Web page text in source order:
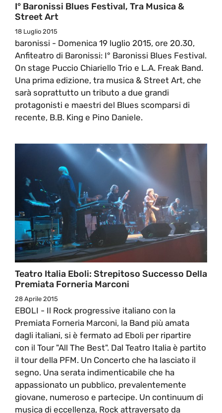
I° Baronissi Blues Festival, Tra Musica &
Street Art
18 Luglio 2015
baronissi - Domenica 19 luglio 2015, ore 20.30,
Anfiteatro di Baronissi: I° Baronissi Blues Festival.
On stage Puccio Chiariello Trio e L.A. Freak Band.
Una prima edizione, tra musica & Street Art, che
sarà soprattutto un tributo a due grandi
protagonisti e maestri del Blues scomparsi di
recente, B.B. King e Pino Daniele.
Teatro Italia Eboli: Strepitoso Successo Della
Premiata Forneria Marconi
28 Aprile 2015
EBOLI - Il Rock progressive italiano con la
Premiata Forneria Marconi, la Band più amata
dagli italiani, si è fermato ad Eboli per ripartire
con il Tour "All The Best". Dal Teatro Italia è partito
il tour della PFM. Un Concerto che ha lasciato il
segno. Una serata indimenticabile che ha
appassionato un pubblico, prevalentemente
giovane, numeroso e partecipe. Un continuum di
musica di eccellenza, Rock attraversato da